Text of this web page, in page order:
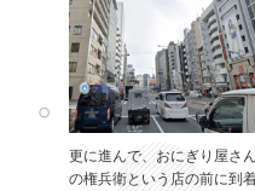
更に進んで、おにぎり屋さん
の権兵衛という店の前に到